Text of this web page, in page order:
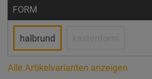
FORM
halbrund
Alle Artikelvarianten anzeigen